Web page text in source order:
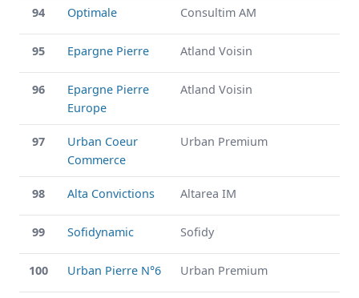
94 Optimale Consultim AM
95 Epargne Pierre Atland Voisin
96
Epargne Pierre
Europe
Atland Voisin
97
Urban Coeur
Commerce
Urban Premium
98 Alta Convictions Altarea IM
99 Sofidynamic Sofidy
100 Urban Pierre N°6 Urban Premium